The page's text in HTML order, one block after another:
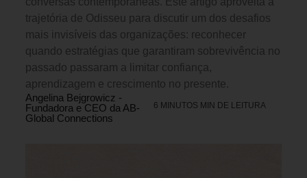
trajetória de Odisseu para discutir um dos desafios
mais invisíveis das organizações: reconhecer
quando estratégias que garantiram sobrevivência no
passado passaram a limitar confiança,
aprendizagem e crescimento no presente.
Angelina Bejgrowicz -
Fundadora e CEO da AB-
Global Connections
6 MINUTOS MIN DE LEITURA